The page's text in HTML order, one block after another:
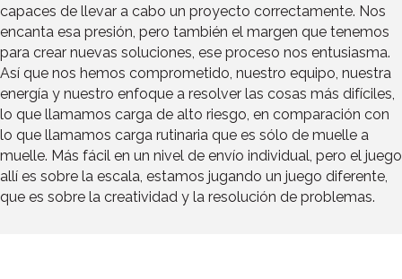
capaces de llevar a cabo un proyecto correctamente. Nos
encanta esa presión, pero también el margen que tenemos
para crear nuevas soluciones, ese proceso nos entusiasma.
Así que nos hemos comprometido, nuestro equipo, nuestra
energía y nuestro enfoque a resolver las cosas más difíciles,
lo que llamamos carga de alto riesgo, en comparación con
lo que llamamos carga rutinaria que es sólo de muelle a
muelle. Más fácil en un nivel de envío individual, pero el juego
allí es sobre la escala, estamos jugando un juego diferente,
que es sobre la creatividad y la resolución de problemas.